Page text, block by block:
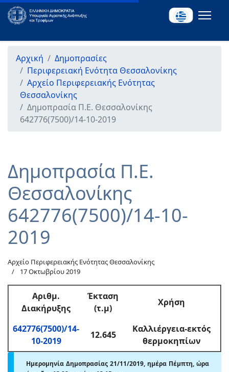
Αρχική
Δημοπρασίες
Περιφερειακή Ενότητα Θεσσαλονίκης
Αρχείο Περιφερειακής Ενότητας
Θεσσαλονίκης
Δημοπρασία Π.Ε. Θεσσαλονίκης
642776(7500)/14-10-2019
Δημοπρασία Π.Ε.
Θεσσαλονίκης
642776(7500)/14-10-
2019
Αρχείο Περιφερειακής Ενότητας Θεσσαλονίκης
17 Οκτωβρίου 2019
Αριθμ.
Διακήρυξης
Έκταση
(τ.μ)
Χρήση
642776(7500)/14-
10-2019
12.645
Καλλιέργεια-εκτός
θερμοκηπίων
Ημερομηνία Δημοπρασίας 21/11/2019, ημέρα Πέμπτη, ώρα